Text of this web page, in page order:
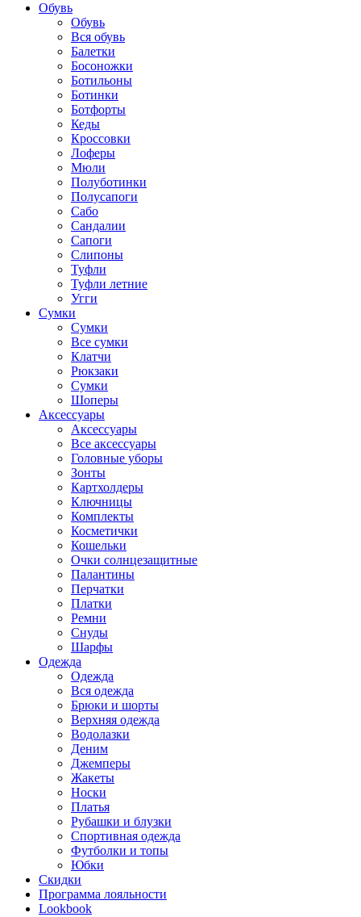
Обувь
Обувь
Вся обувь
Балетки
Босоножки
Ботильоны
Ботинки
Ботфорты
Кеды
Кроссовки
Лоферы
Мюли
Полуботинки
Полусапоги
Сабо
Сандалии
Сапоги
Слипоны
Туфли
Туфли летние
Угги
Сумки
Сумки
Все сумки
Клатчи
Рюкзаки
Сумки
Шоперы
Аксессуары
Аксессуары
Все аксессуары
Головные уборы
Зонты
Картхолдеры
Ключницы
Комплекты
Косметички
Кошельки
Очки солнцезащитные
Палантины
Перчатки
Платки
Ремни
Снуды
Шарфы
Одежда
Одежда
Вся одежда
Брюки и шорты
Верхняя одежда
Водолазки
Деним
Джемперы
Жакеты
Носки
Платья
Рубашки и блузки
Спортивная одежда
Футболки и топы
Юбки
Скидки
Программа лояльности
Lookbook